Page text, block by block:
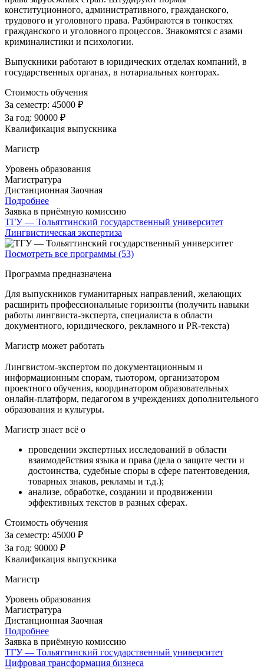
конституционного, административного, гражданского,
трудового и уголовного права. Разбираются в тонкостях
гражданского и уголовного процессов. Знакомятся с азами
криминалистики и психологии.
Выпускники работают в юридических отделах компаний, в
государственных органах, в нотариальных конторах.
Стоимость обучения
За семестр: 45000 ₽
За год: 90000 ₽
Квалификация выпускника
Магистр
Уровень образования
Магистратура
Дистанционная Заочная
Подробнее
Заявка в приёмную комиссию
ТГУ — Тольяттинский государственный университет
Лингвистическая экспертиза
Посмотреть все программы (53)
Программа предназначена
Для выпускников гуманитарных направлений, желающих
расширить профессиональные горизонты (получить навыки
работы лингвиста-эксперта, специалиста в области
документного, юридического, рекламного и PR-текста)
Магистр может работать
Лингвистом-экспертом по документационным и
информационным спорам, тьютором, организатором
проектного обучения, координатором образовательных
онлайн-платформ, педагогом в учреждениях дополнительного
образования и культуры.
Магистр знает всё о
проведении экспертных исследований в области
взаимодействия языка и права (дела о защите чести и
достоинства, судебные споры в сфере патентоведения,
товарных знаков, рекламы и т.д.);
анализе, обработке, создании и продвижении
эффективных текстов в разных сферах.
Стоимость обучения
За семестр: 45000 ₽
За год: 90000 ₽
Квалификация выпускника
Магистр
Уровень образования
Магистратура
Дистанционная Заочная
Подробнее
Заявка в приёмную комиссию
ТГУ — Тольяттинский государственный университет
Цифровая трансформация бизнеса